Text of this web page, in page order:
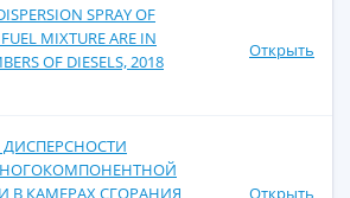
SPRAY OF
MIXTURE ARE IN
OF DIESELS, 2018
Открыть